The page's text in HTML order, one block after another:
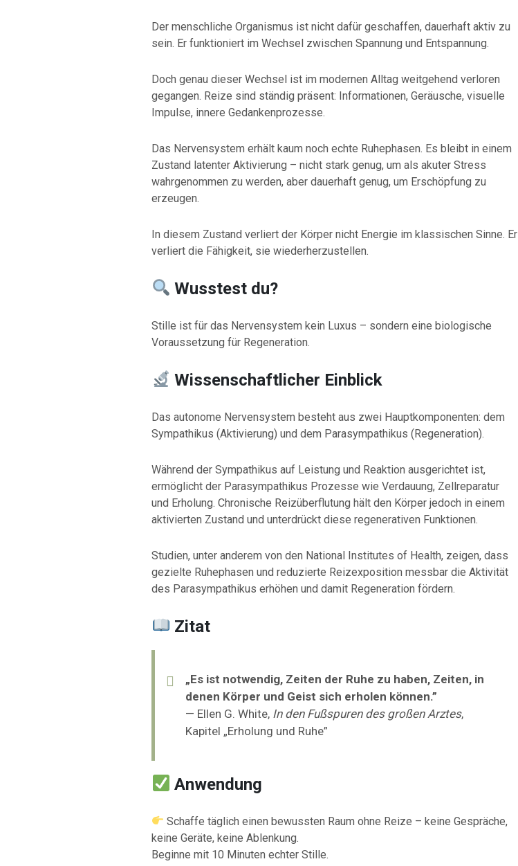
Der menschliche Organismus ist nicht dafür geschaffen, dauerhaft aktiv zu
sein. Er funktioniert im Wechsel zwischen Spannung und Entspannung.
Doch genau dieser Wechsel ist im modernen Alltag weitgehend verloren
gegangen. Reize sind ständig präsent: Informationen, Geräusche, visuelle
Impulse, innere Gedankenprozesse.
Das Nervensystem erhält kaum noch echte Ruhephasen. Es bleibt in einem
Zustand latenter Aktivierung – nicht stark genug, um als akuter Stress
wahrgenommen zu werden, aber dauerhaft genug, um Erschöpfung zu
erzeugen.
In diesem Zustand verliert der Körper nicht Energie im klassischen Sinne. Er
verliert die Fähigkeit, sie wiederherzustellen.
Wusstest du?
Stille ist für das Nervensystem kein Luxus – sondern eine biologische
Voraussetzung für Regeneration.
Wissenschaftlicher Einblick
Das autonome Nervensystem besteht aus zwei Hauptkomponenten: dem
Sympathikus (Aktivierung) und dem Parasympathikus (Regeneration).
Während der Sympathikus auf Leistung und Reaktion ausgerichtet ist,
ermöglicht der Parasympathikus Prozesse wie Verdauung, Zellreparatur
und Erholung. Chronische Reizüberflutung hält den Körper jedoch in einem
aktivierten Zustand und unterdrückt diese regenerativen Funktionen.
Studien, unter anderem von den National Institutes of Health, zeigen, dass
gezielte Ruhephasen und reduzierte Reizexposition messbar die Aktivität
des Parasympathikus erhöhen und damit Regeneration fördern.
Zitat
„Es ist notwendig, Zeiten der Ruhe zu haben, Zeiten, in
denen Körper und Geist sich erholen können.”
— Ellen G. White, In den Fußspuren des großen Arztes,
Kapitel „Erholung und Ruhe”
Anwendung
Schaffe täglich einen bewussten Raum ohne Reize – keine Gespräche,
keine Geräte, keine Ablenkung.
Beginne mit 10 Minuten echter Stille.